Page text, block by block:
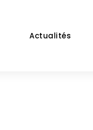
Actualités